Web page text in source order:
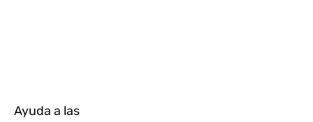
Ayuda a las